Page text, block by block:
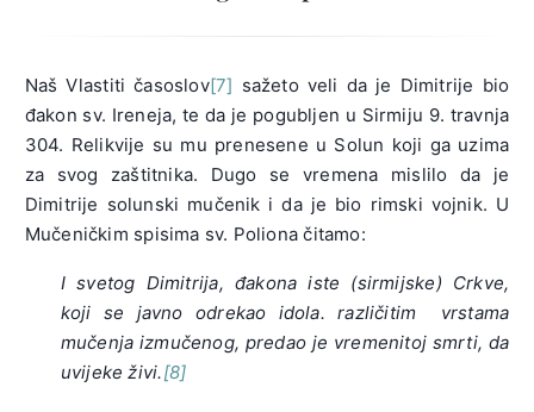
Naš Vlastiti časoslov[7] sažeto veli da je Dimitrije bio
đakon sv. Ireneja, te da je pogubljen u Sirmiju 9. travnja
304. Relikvije su mu prenesene u Solun koji ga uzima
za svog zaštitnika. Dugo se vremena mislilo da je
Dimitrije solunski mučenik i da je bio rimski vojnik. U
Mučeničkim spisima sv. Poliona čitamo:
I svetog Dimitrija, đakona iste (sirmijske) Crkve,
koji se javno odrekao idola. različitim vrstama
mučenja izmučenog, predao je vremenitoj smrti, da
uvijeke živi.[8]